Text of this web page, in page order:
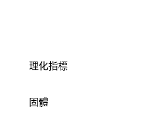
理化指標
固體